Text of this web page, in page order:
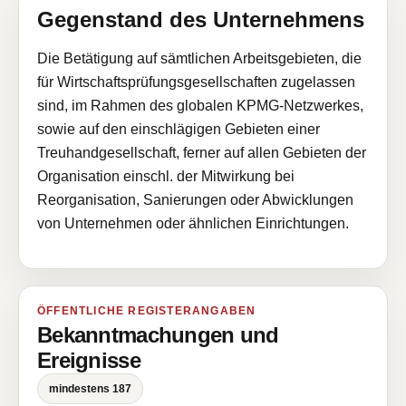
Gegenstand des Unternehmens
Die Betätigung auf sämtlichen Arbeitsgebieten, die
für Wirtschaftsprüfungsgesellschaften zugelassen
sind, im Rahmen des globalen KPMG-Netzwerkes,
sowie auf den einschlägigen Gebieten einer
Treuhandgesellschaft, ferner auf allen Gebieten der
Organisation einschl. der Mitwirkung bei
Reorganisation, Sanierungen oder Abwicklungen
von Unternehmen oder ähnlichen Einrichtungen.
ÖFFENTLICHE REGISTERANGABEN
Bekanntmachungen und
Ereignisse
mindestens 187